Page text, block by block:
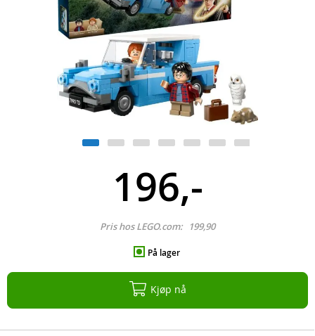
196,-
Pris hos LEGO.com: 199,90
På lager
Kjøp nå